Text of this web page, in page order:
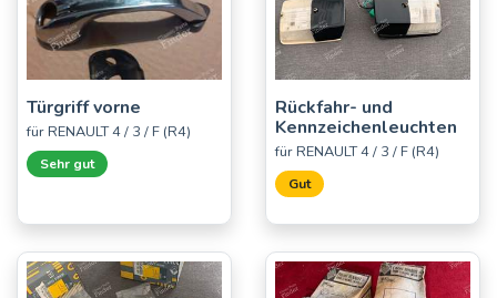
Türgriff vorne
für RENAULT 4 / 3 / F (R4)
Sehr gut
Rückfahr- und
Kennzeichenleuchten
für RENAULT 4 / 3 / F (R4)
Gut